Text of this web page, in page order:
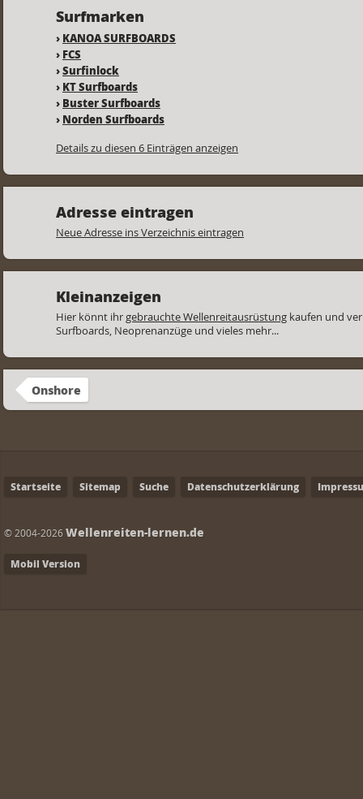
Surfmarken
› KANOA SURFBOARDS
› FCS
›Surfinlock
› KT Surfboards
› Buster Surfboards
› Norden Surfboards
Details zu diesen 6 Einträgen anzeigen
Adresse eintragen
Neue Adresse ins Verzeichnis eintragen
Kleinanzeigen
Hier könnt ihrgebrauchte Wellenreitausrüstung kaufen und
Surfboards, Neoprenanzüge und vieles mehr...
Onshore
Startseite Sitemap Suche Datenschutzerklärung
© 2004-2026Wellenreiten-lernen.de
Mobil Version